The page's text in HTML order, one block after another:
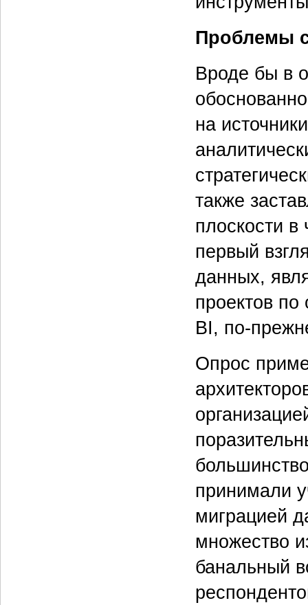
Проблемы
Вроде бы в
на
также
плоскости
первый
данных,
проектов
BI, по-
Опрос
принимали
миграцией
множество
банальный